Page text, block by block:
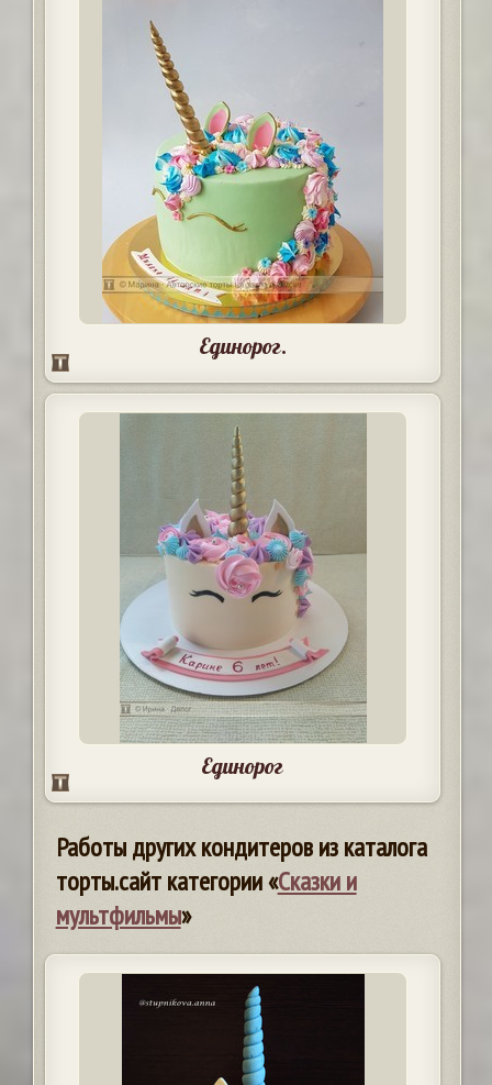
Единорог.
Единорог
Работы других кондитеров из каталога
торты.сайт категории «Сказки и
мультфильмы»